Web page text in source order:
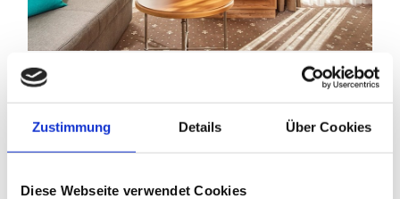
Zustimmung Details Über Cookies
Diese Webseite verwendet Cookies